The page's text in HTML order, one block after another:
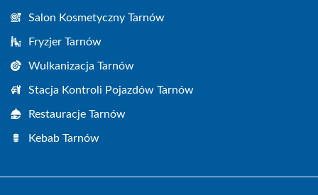
Salon Kosmetyczny Tarnów
Fryzjer Tarnów
Wulkanizacja Tarnów
Stacja Kontroli Pojazdów Tarnów
Restauracje Tarnów
Kebab Tarnów